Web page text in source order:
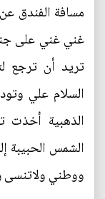
مسافة الفندق
غني غني على
تريد أن ترجع
السلام علي
الذهبية أخذت
الشمس الحبيبة
ووطني ولاتنسى